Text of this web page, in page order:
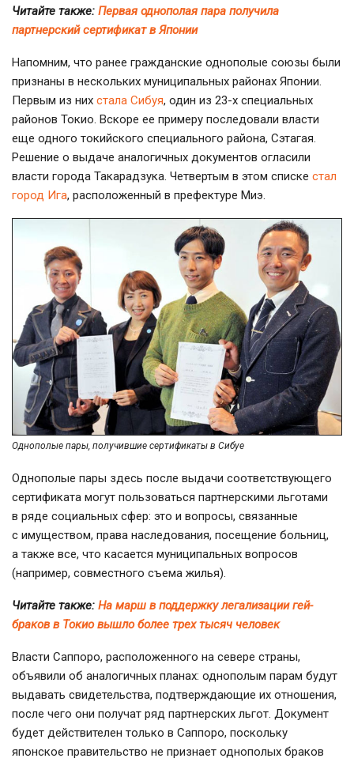
Читайте также: Первая однополая пара получила
партнерский сертификат в Японии
Напомним, что ранее гражданские однополые союзы были
признаны в нескольких муниципальных районах Японии.
Первым из них стала Сибуя, один из 23-х специальных
районов Токио. Вскоре ее примеру последовали власти
еще одного токийского специального района, Сэтагая.
Решение о выдаче аналогичных документов огласили
власти города Такарадзука. Четвертым в этом списке стал
город Ига, расположенный в префектуре Миэ.
Однополые пары, получившие сертификаты в Сибуе
Однополые пары здесь после выдачи соответствующего
сертификата могут пользоваться партнерскими льготами
в ряде социальных сфер: это и вопросы, связанные
с имуществом, права наследования, посещение больниц,
а также все, что касается муниципальных вопросов
(например, совместного съема жилья).
Читайте также: На марш в поддержку легализации гей-
браков в Токио вышло более трех тысяч человек
Власти Саппоро, расположенного на севере страны,
объявили об аналогичных планах: однополым парам будут
выдавать свидетельства, подтверждающие их отношения,
после чего они получат ряд партнерских льгот. Документ
будет действителен только в Саппоро, поскольку
японское правительство не признает однополых браков